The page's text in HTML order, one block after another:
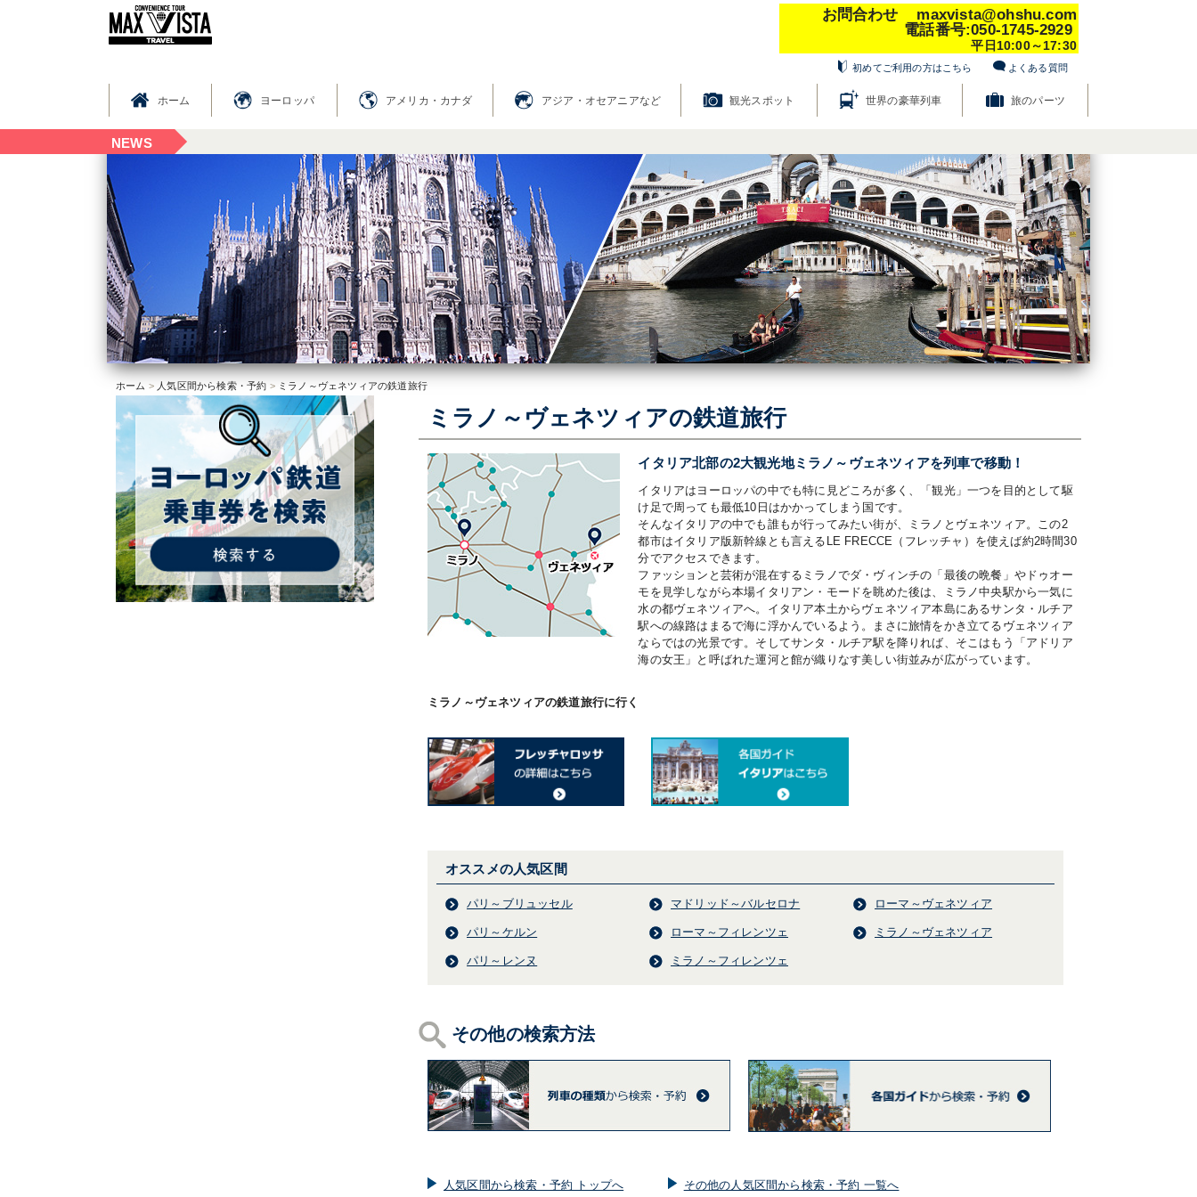
お問合わせ maxvista@ohshu.com
電話番号:050-1745-2929
平日10:00～17:30
初めてご利用の方はこちら よくある質問
ホーム ヨーロッパ アメリカ・カナダ アジア・オセアニアなど 観光スポット 世界の豪華列車 旅のパーツ
NEWS
2026.06.03
ホーム > 人気区間から検索・予約 > ミラノ～ヴェネツィアの鉄道旅行
ミラノ～ヴェネツィアの鉄道旅行
イタリア北部の2大観光地ミラノ～ヴェネツィアを列車で移動！
イタリアはヨーロッパの中でも特に見どころが多く、「観光」一つを目的として駆
け足で周っても最低10日はかかってしまう国です。
そんなイタリアの中でも誰もが行ってみたい街が、ミラノとヴェネツィア。この2
都市はイタリア版新幹線とも言えるLE FRECCE（フレッチャ）を使えば約2時間30
分でアクセスできます。
ファッションと芸術が混在するミラノでダ・ヴィンチの「最後の晩餐」やドゥオー
モを見学しながら本場イタリアン・モードを眺めた後は、ミラノ中央駅から一気に
水の都ヴェネツィアへ。イタリア本土からヴェネツィア本島にあるサンタ・ルチア
駅への線路はまるで海に浮かんでいるよう。まさに旅情をかき立てるヴェネツィア
ならではの光景です。そしてサンタ・ルチア駅を降りれば、そこはもう「アドリア
海の女王」と呼ばれた運河と館が織りなす美しい街並みが広がっています。
ミラノ～ヴェネツィアの鉄道旅行に行く
オススメの人気区間
パリ～ブリュッセル
パリ～ケルン
パリ～レンヌ
マドリッド～バルセロナ
ローマ～フィレンツェ
ミラノ～フィレンツェ
ローマ～ヴェネツィア
ミラノ～ヴェネツィア
その他の検索方法
人気区間から検索・予約 トップへ その他の人気区間から検索・予約 一覧へ